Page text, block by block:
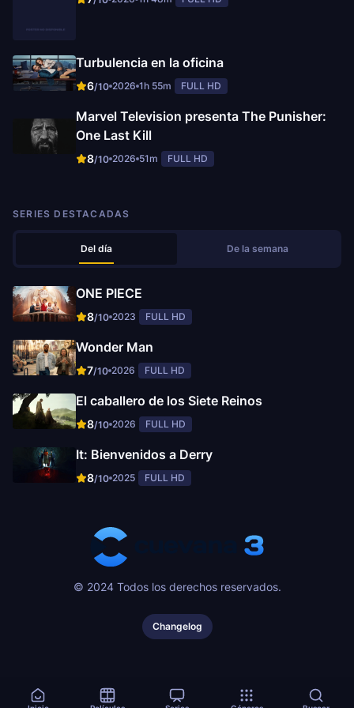
Turbulencia en la oficina
6/10 2026 1h 55m FULL HD
Marvel Television presenta The Punisher:
One Last Kill
8/10 2026 51m FULL HD
SERIES DESTACADAS
Del día De la semana
ONE PIECE
8/10 2023 FULL HD
Wonder Man
7/10 2026 FULL HD
El caballero de los Siete Reinos
8/10 2026 FULL HD
It: Bienvenidos a Derry
8/10 2025 FULL HD
© 2024 Todos los derechos reservados.
Changelog